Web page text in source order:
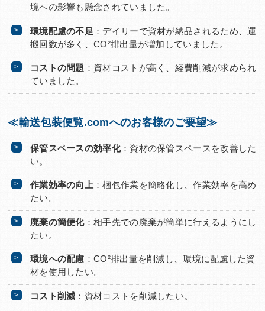
境への影響も懸念されていました。
環境配慮の不足 ：デイリーで資材が納品されるため、運
搬回数が多く、CO²排出量が増加していました。
コストの問題 ：資材コストが高く、経費削減が求められ
ていました。
≪輸送包装便覧.comへのお客様のご要望≫
保管スペースの効率化：資材の保管スペースを改善した
い。
作業効率の向上 ：梱包作業を簡略化し、作業効率を高め
たい。
廃棄の簡便化：相手先での廃棄が簡単に行えるようにし
たい。
環境への配慮 ：CO²排出量を削減し、環境に配慮した資
材を使用したい。
コスト削減 ：資材コストを削減したい。